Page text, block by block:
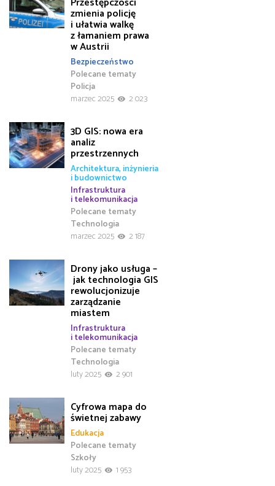
zmienia policję
i ułatwia walkę
z łamaniem prawa
w Austrii
Bezpieczeństwo
Polecane tematy
Policja
marzec 2025
2 023
3D GIS: nowa era
analiz
przestrzennych
Architektura, inżynieria
i budownictwo
Infrastruktura
i telekomunikacja
Polecane tematy
Technologia
marzec 2025
2 187
Drony jako usługa –
jak technologia GIS
rewolucjonizuje
zarządzanie
miastem
Infrastruktura
i telekomunikacja
Polecane tematy
Technologia
luty 2025
2 901
Cyfrowa mapa do
świetnej zabawy
Edukacja
Polecane tematy
Szkoły
luty 2025
1 953